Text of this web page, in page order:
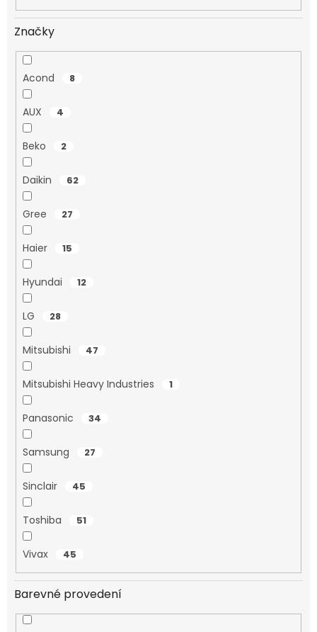
Značky
Acond 8
AUX 4
Beko 2
Daikin 62
Gree 27
Haier 15
Hyundai 12
LG 28
Mitsubishi 47
Mitsubishi Heavy Industries 1
Panasonic 34
Samsung 27
Sinclair 45
Toshiba 51
Vivax 45
Barevné provedení